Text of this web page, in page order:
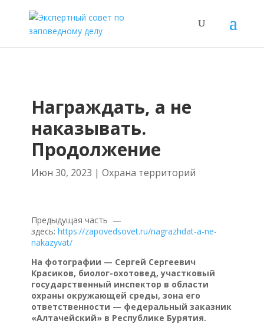
Награждать, а не
наказывать.
Продолжение
Июн 30, 2023 | Охрана территорий
Предыдущая часть —
здесь: https://zapovedsovet.ru/nagrazhdat-a-ne-
nakazyvat/
На фотографии — Сергей Сергеевич
Красиков, биолог-охотовед, участковый
государственный инспектор в области
охраны окружающей среды, зона его
ответственности — федеральный заказник
«Алтачейский» в Республике Бурятия.